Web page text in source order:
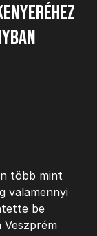
több mint
valamennyi
be
Veszprém